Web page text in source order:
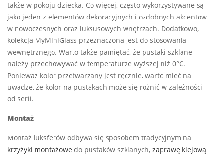
także w pokoju dziecka. Co więcej, często wykorzystywane są
jako jeden z elementów dekoracyjnych i ozdobnych akcentów
w nowoczesnych oraz luksusowych wnętrzach. Dodatkowo,
kolekcja MyMiniGlass przeznaczona jest do stosowania
wewnętrznego. Warto także pamiętać, że pustaki szklane
należy przechowywać w temperaturze wyższej niż 0°C.
Ponieważ kolor przetwarzany jest ręcznie, warto mieć na
uwadze, że kolor na pustakach może się różnić w zależności
od serii.
Montaż
Montaż luksferów odbywa się sposobem tradycyjnym na
krzyżyki montażowe do pustaków szklanych, zaprawę klejową